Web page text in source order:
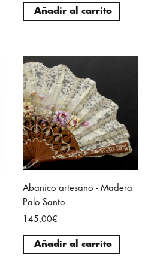
Añadir al carrito
Abanico artesano - Madera
Palo Santo
145,00€
Añadir al carrito